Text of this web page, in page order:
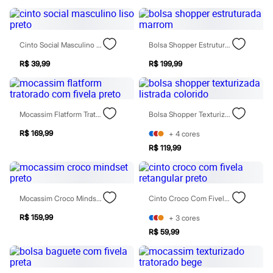
Clock House
Mindset
Yessica
Moda esportiva
Acessórios
Blusas
Calçados
Leggings
Shorts e Bermudas
Moda íntima
Meias
Pijamas
Moda praia
Biquínis
Maiôs
Personagens
Plus size
Blusas e Camisetas
Cinto Social Masculino Liso Preto
R$ 39,99
Bolsa Shopper Estruturada Marrom
R$ 199,99
Mocassim Flatform Tratorado Com Fivela Preto
R$ 169,99
Bolsa Shopper Texturizada Listrada Colorido
+ 4 cores
R$ 119,99
Mocassim Croco Mindset Preto
R$ 159,99
Cinto Croco Com Fivela Retangular Preto
+ 3 cores
R$ 59,99